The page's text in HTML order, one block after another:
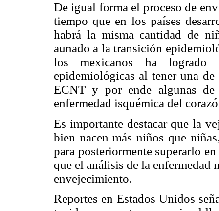
De igual forma el proceso de
tiempo que en los países
habrá la misma cantidad de
aunado a la transición
los mexicanos ha logrado
epidemiológicas al tener una
ECNT y por ende algunas de
enfermedad isquémica del
Es importante destacar que la
bien nacen más niños que
para posteriormente superarlo
que el análisis de la enfermedad
envejecimiento.
Reportes en Estados Unidos